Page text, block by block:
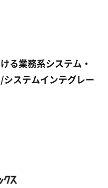
る業務系システム・
ステムインテグレー